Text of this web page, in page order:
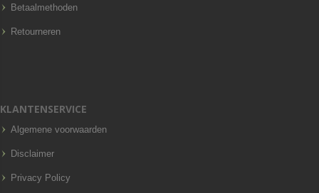
Betaalmethoden
Retourneren
KLANTENSERVICE
Algemene voorwaarden
Disclaimer
Privacy Policy